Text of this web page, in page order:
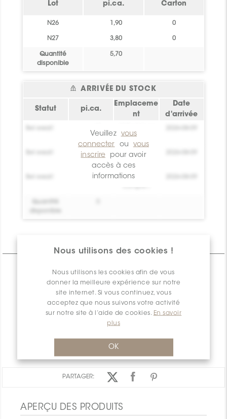
Nous utilisons des cookies !
Nous utilisons les cookies afin de vous
donner la meilleure expérience sur notre
site internet. Si vous continuez, vous
acceptez que nous suivons votre activité
sur notre site à l’aide de cookies. En savoir
plus
OK
Lot pi.ca. Carton
N26 1,90 0
N27 3,80 0
Quantité
disponible
5,70
ARRIVÉE DU STOCK
Statut pi.ca.
Emplaceme
nt
Date
d'arrivée
compte !
0
Crée toi un
0
Crée toi un
Veuillez
vous
connecter
ou
vous
inscrire
pour avoir
accès à ces
informations
Informations Techniques
CARACTÉRISTIQUES
SPÉCIFICATIONS
INSTALLATION ET MAINTENANCE
INFORMATION D'EMBALLAGE
PARTAGER:
APERÇU DES PRODUITS